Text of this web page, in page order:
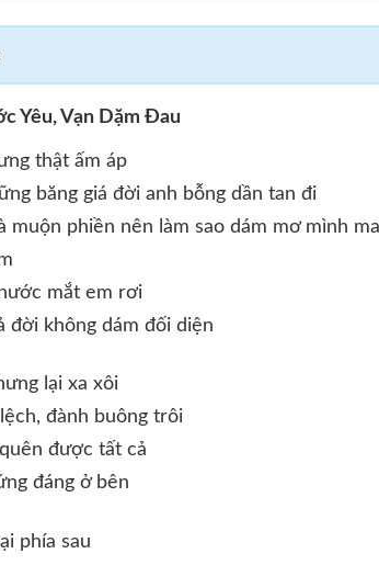
Yêu, Vạn Dặm Đau
thật ấm áp
băng giá đời anh bỗng dần tan đi
muộn phiền nên làm sao dám mơ mình
mắt em rơi
đời không dám đối diện
lại xa xôi
đành buông trôi
được tất cả
đáng ở bên
phía sau